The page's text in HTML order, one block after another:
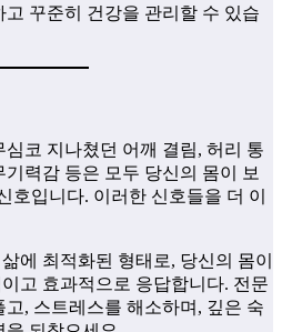
꾸준히 건강을 관리할 수 있습
코 지나쳤던 어깨 결림, 허리 통
력감 등은 모두 당신의 몸이 보
호입니다. 이러한 신호들을 더 이
에 최적화된 형태로, 당신의 몸이
고 효과적으로 응답합니다. 전문
, 스트레스를 해소하며, 깊은 숙